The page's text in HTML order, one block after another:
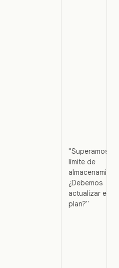
"Superamos el
límite de
¿Debemos
actualizar el
plan?"